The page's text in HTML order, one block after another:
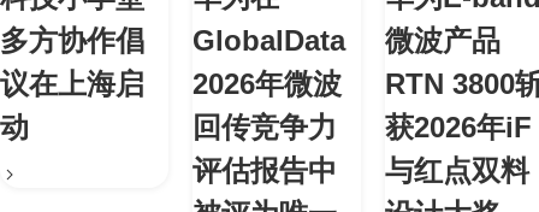
多方协作倡
议在上海启
动
GlobalData
2026年微波
回传竞争力
评估报告中
微波产品
RTN 3800
获2026年iF
与红点双料